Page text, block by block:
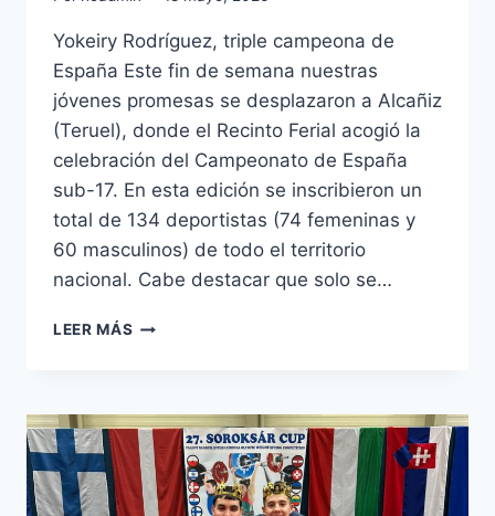
Yokeiry Rodríguez, triple campeona de
España Este fin de semana nuestras
jóvenes promesas se desplazaron a Alcañiz
(Teruel), donde el Recinto Ferial acogió la
celebración del Campeonato de España
sub-17. En esta edición se inscribieron un
total de 134 deportistas (74 femeninas y
60 masculinos) de todo el territorio
nacional. Cabe destacar que solo se…
LEER MÁS CAMPEONATO
17
DE
HALTEROFILIA
#2